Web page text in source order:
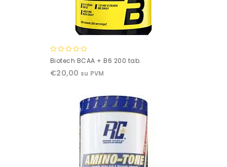
0
of
Biotech BCAA + B6 200 tab.
€20,00 su PVM